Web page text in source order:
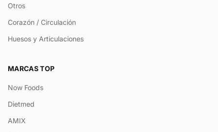
Otros
Corazón / Circulación
Huesos y Articulaciones
MARCAS TOP
Now Foods
Dietmed
AMIX